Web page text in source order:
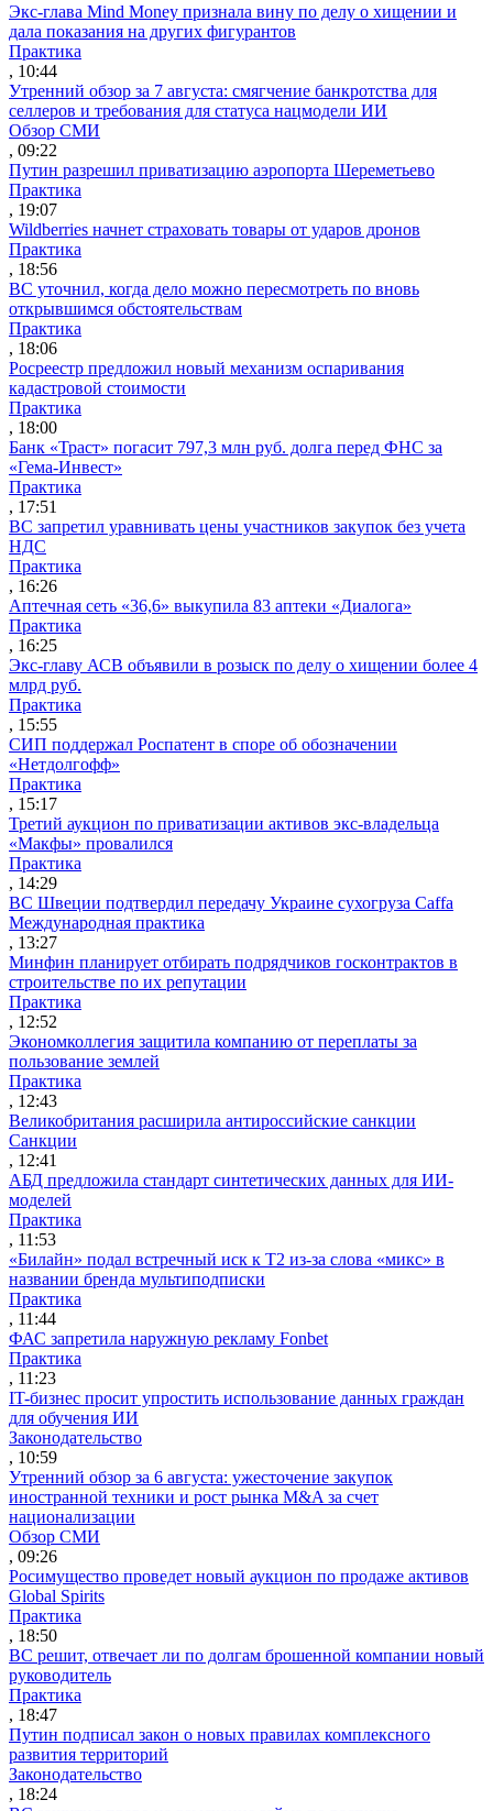
Экс-глава Mind Money признала вину по делу о хищении и
дала показания на других фигурантов
Практика
, 10:44
Утренний обзор за 7 августа: смягчение банкротства для
селлеров и требования для статуса нацмодели ИИ
Обзор СМИ
, 09:22
Путин разрешил приватизацию аэропорта Шереметьево
Практика
, 19:07
Wildberries начнет страховать товары от ударов дронов
Практика
, 18:56
ВС уточнил, когда дело можно пересмотреть по вновь
открывшимся обстоятельствам
Практика
, 18:06
Росреестр предложил новый механизм оспаривания
кадастровой стоимости
Практика
, 18:00
Банк «Траст» погасит 797,3 млн руб. долга перед ФНС за
«Гема-Инвест»
Практика
, 17:51
ВС запретил уравнивать цены участников закупок без учета
НДС
Практика
, 16:26
Аптечная сеть «36,6» выкупила 83 аптеки «Диалога»
Практика
, 16:25
Экс-главу АСВ объявили в розыск по делу о хищении более 4
млрд руб.
Практика
, 15:55
СИП поддержал Роспатент в споре об обозначении
«Нетдолгофф»
Практика
, 15:17
Третий аукцион по приватизации активов экс-владельца
«Макфы» провалился
Практика
, 14:29
ВС Швеции подтвердил передачу Украине сухогруза Caffa
Международная практика
, 13:27
Минфин планирует отбирать подрядчиков госконтрактов в
строительстве по их репутации
Практика
, 12:52
Экономколлегия защитила компанию от переплаты за
пользование землей
Практика
, 12:43
Великобритания расширила антироссийские санкции
Санкции
, 12:41
АБД предложила стандарт синтетических данных для ИИ-
моделей
Практика
, 11:53
«Билайн» подал встречный иск к Т2 из-за слова «микс» в
названии бренда мультиподписки
Практика
, 11:44
ФАС запретила наружную рекламу Fonbet
Практика
, 11:23
IT-бизнес просит упростить использование данных граждан
для обучения ИИ
Законодательство
, 10:59
Утренний обзор за 6 августа: ужесточение закупок
иностранной техники и рост рынка M&A за счет
национализации
Обзор СМИ
, 09:26
Росимущество проведет новый аукцион по продаже активов
Global Spirits
Практика
, 18:50
ВС решит, отвечает ли по долгам брошенной компании новый
руководитель
Практика
, 18:47
Путин подписал закон о новых правилах комплексного
развития территорий
Законодательство
, 18:24